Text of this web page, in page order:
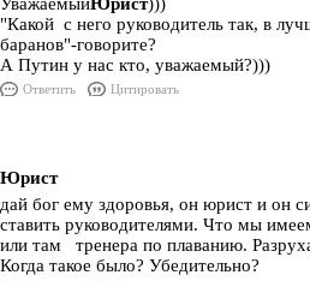
"Какой с него руководитель так, в
баранов"-говорите?
А Путин у нас кто, уважаемый?)))
Ответить Цитировать
Юрист
дай бог ему здоровья, он юрист и он
ставить руководителями. Что мы
или там тренера по плаванию.
Когда такое было? Убедительно?